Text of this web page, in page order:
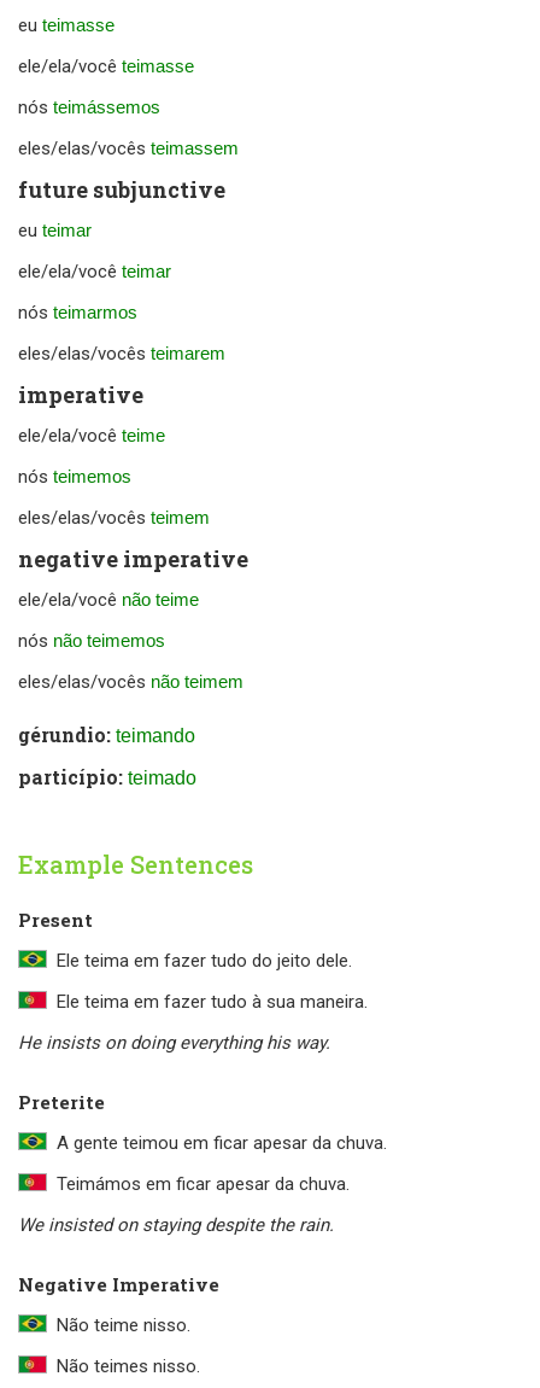
eu teimasse
ele/ela/você teimasse
nós teimássemos
eles/elas/vocês teimassem
future subjunctive
eu teimar
ele/ela/você teimar
nós teimarmos
eles/elas/vocês teimarem
imperative
ele/ela/você teime
nós teimemos
eles/elas/vocês teimem
negative imperative
ele/ela/você não teime
nós não teimemos
eles/elas/vocês não teimem
gérundio: teimando
particípio: teimado
Example Sentences
Present
Ele teima em fazer tudo do jeito dele.
Ele teima em fazer tudo à sua maneira.
He insists on doing everything his way.
Preterite
A gente teimou em ficar apesar da chuva.
Teimámos em ficar apesar da chuva.
We insisted on staying despite the rain.
Negative Imperative
Não teime nisso.
Não teimes nisso.